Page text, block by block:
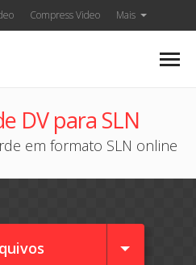
Compress Video Mais
DV para SLN
em formato SLN online